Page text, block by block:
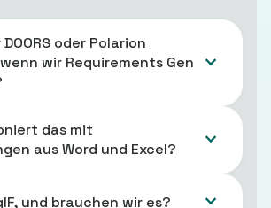
oder Polarion
wir Requirements Gen
das mit
aus Word und Excel?
und brauchen wir es?